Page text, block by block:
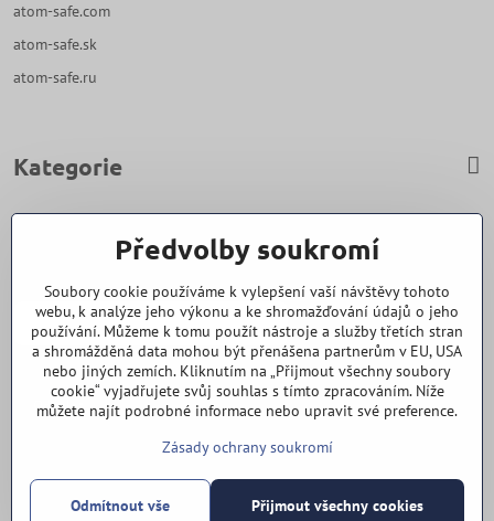
atom-safe.com
atom-safe.sk
atom-safe.ru
Kategorie
Zavoláme Vám zpět
Váš telefon
Odeslat
Předvolby soukromí
Soubory cookie používáme k vylepšení vaší návštěvy tohoto
webu, k analýze jeho výkonu a ke shromažďování údajů o jeho
používání. Můžeme k tomu použít nástroje a služby třetích stran
a shromážděná data mohou být přenášena partnerům v EU, USA
nebo jiných zemích. Kliknutím na „Přijmout všechny soubory
cookie“ vyjadřujete svůj souhlas s tímto zpracováním. Níže
můžete najít podrobné informace nebo upravit své preference.
Zásady ochrany soukromí
Přijmout všechny cookies
Odmítnout vše